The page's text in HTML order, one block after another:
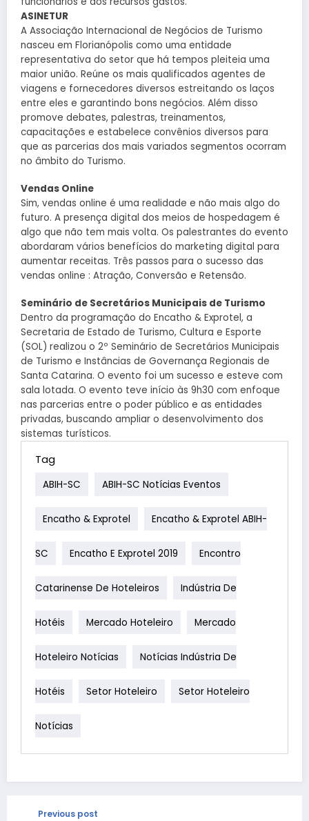
ASINETUR
A Associação Internacional de Negócios de Turismo
nasceu em Florianópolis como uma entidade
representativa do setor que há tempos pleiteia uma
maior união. Reúne os mais qualificados agentes de
viagens e fornecedores diversos estreitando os laços
entre eles e garantindo bons negócios. Além disso
promove debates, palestras, treinamentos,
capacitações e estabelece convênios diversos para
que as parcerias dos mais variados segmentos ocorram
no âmbito do Turismo.
Vendas Online
Sim, vendas online é uma realidade e não mais algo do
futuro. A presença digital dos meios de hospedagem é
algo que não tem mais volta. Os palestrantes do evento
abordaram vários benefícios do marketing digital para
aumentar receitas. Três passos para o sucesso das
vendas online : Atração, Conversão e Retensão.
Seminário de Secretários Municipais de Turismo
Dentro da programação do Encatho & Exprotel, a
Secretaria de Estado de Turismo, Cultura e Esporte
(SOL) realizou o 2º Seminário de Secretários Municipais
de Turismo e Instâncias de Governança Regionais de
Santa Catarina. O evento foi um sucesso e esteve com
sala lotada. O evento teve início às 9h30 com enfoque
nas parcerias entre o poder público e as entidades
privadas, buscando ampliar o desenvolvimento dos
sistemas turísticos.
Tag
ABIH-SC ABIH-SC Notícias Eventos
Encatho & Exprotel Encatho & Exprotel ABIH-
SC Encatho E Exprotel 2019 Encontro
Catarinense De Hoteleiros Indústria De
Hotéis Mercado Hoteleiro Mercado
Hoteleiro Notícias Notícias Indústria De
Hotéis Setor Hoteleiro Setor Hoteleiro
Notícias
Previous post